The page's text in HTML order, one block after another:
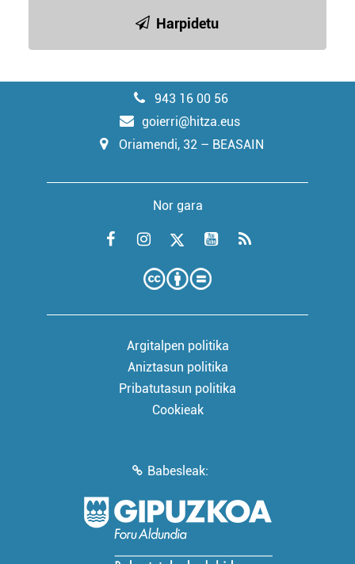
Harpidetu
943 16 00 56
goierri@hitza.eus
Oriamendi, 32 – BEASAIN
Nor gara
Argitalpen politika
Aniztasun politika
Pribatutasun politika
Cookieak
Babesleak: